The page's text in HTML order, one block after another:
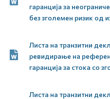
гаранција за
без зголемен ризик од
Листа на транзитни
ревидирање на
гаранција за стока со
Листа на транзитни